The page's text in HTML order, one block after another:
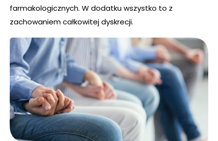
farmakologicznych. W dodatku wszystko to z
zachowaniem całkowitej dyskrecji.